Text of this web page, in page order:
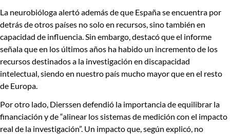
La neurobióloga alertó además de que España se encuentra por
detrás de otros países no solo en recursos, sino también en
capacidad de influencia. Sin embargo, destacó queel informe
señala que en los últimos años ha habido un incremento de los
recursos destinados a la investigación en discapacidad
intelectual, siendo en nuestro país mucho mayor que en el resto
de Europa.
Por otro lado, Dierssen defendió la importancia de equilibrar la
financiación y de “alinear los sistemas de medición con el impacto
real de la investigación”. Un impacto que, según explicó, no